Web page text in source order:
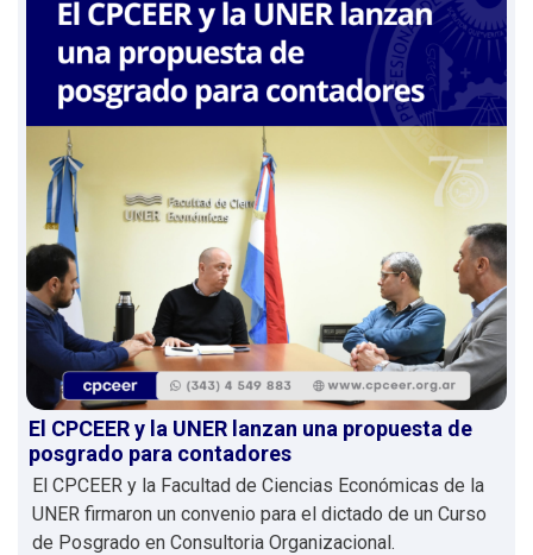
El CPCEER y la UNER lanzan una propuesta de
posgrado para contadores
El CPCEER y la Facultad de Ciencias Económicas de la
UNER firmaron un convenio para el dictado de un Curso
de Posgrado en Consultoria Organizacional.